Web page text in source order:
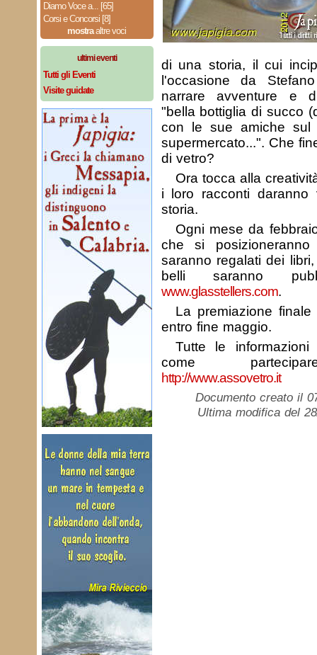
Diamo Voce a... [65]
Corsi e Concorsi [8]
mostraaltre voci
ultimi eventi
Tutti gli Eventi
Visite guidate
di una storia, il cui
l'occasione da
narrare avventure e
"bella bottiglia di succo
con le sue amiche sul
supermercato...". Che
di vetro?
Ora tocca alla
i loro racconti
storia.
Ogni mese da
che si
saranno regalati dei
belli saranno
www.glasstellers.com.
La premiazione
entro fine maggio.
Tutte le
come
http://www.assovetro.it
Documento creato il
Ultima modifica del